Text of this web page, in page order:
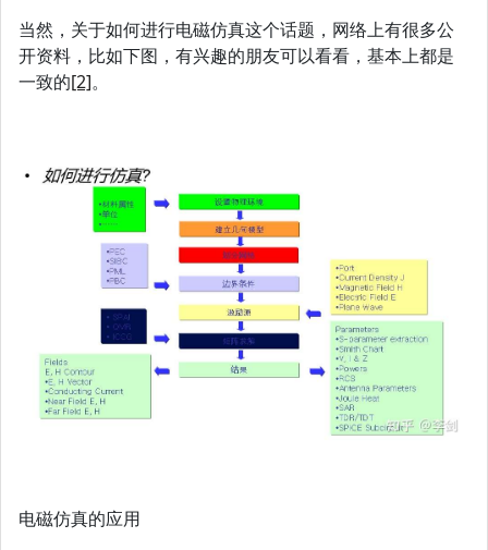
当然，关于如何进行电磁仿真这个话题，网络上有很多公
开资料，比如下图，有兴趣的朋友可以看看，基本上都是
一致的[2]。
电磁仿真的应用